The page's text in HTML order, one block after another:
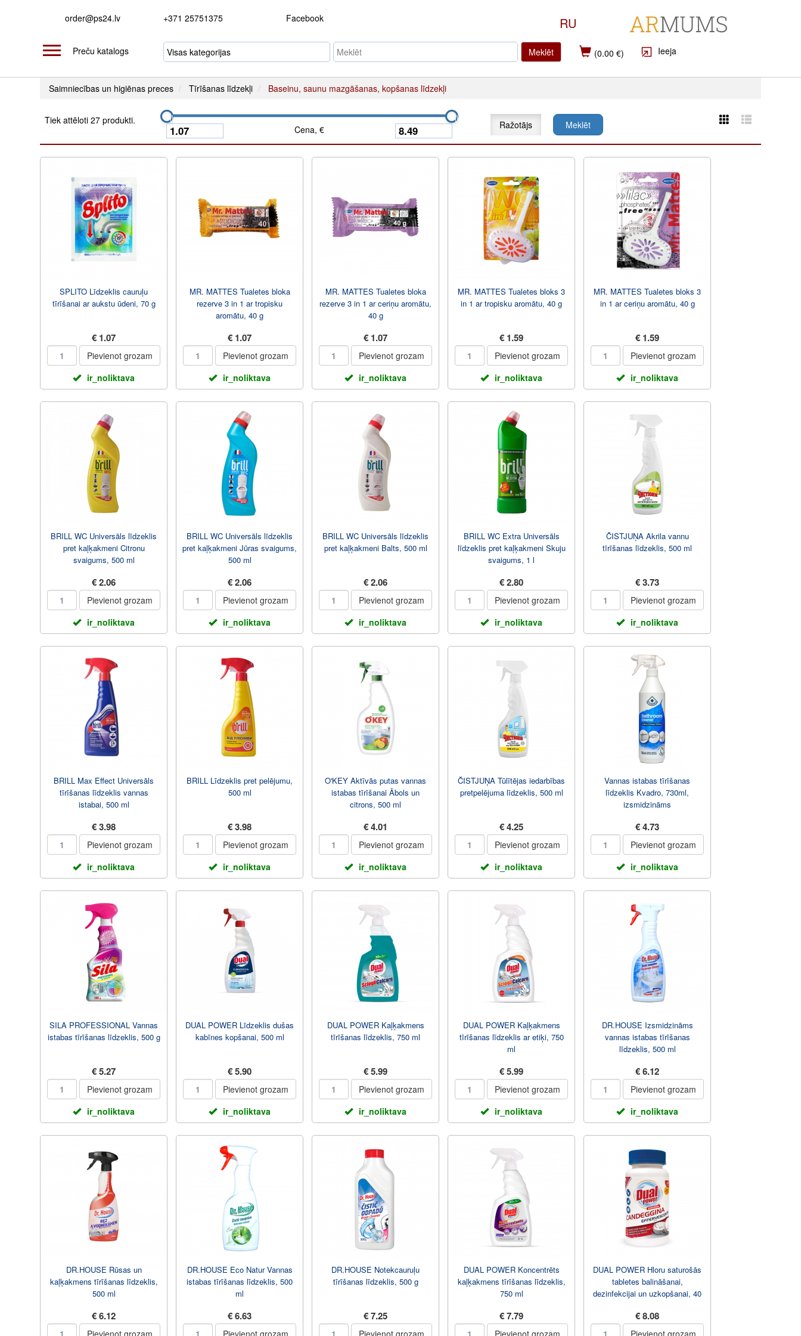
order@ps24.lv +371 25751375 Facebook RU
Preču katalogs Meklēt (0.00 €) Ieeja
Saimniecības un higiēnas preces Tīrīšanas līdzekļi Baseinu, saunu mazgāšanas, kopšanas līdzekļi
Tiek attēloti 27 produkti.
Cena, €
Ražotājs Meklēt
SPLITO Līdzeklis cauruļu
tīrīšanai ar aukstu ūdeni, 70 g
€ 1.07
Pievienot grozam
ir_noliktava
MR. MATTES Tualetes bloka
rezerve 3 in 1 ar tropisku
aromātu, 40 g
€ 1.07
Pievienot grozam
ir_noliktava
MR. MATTES Tualetes bloka
rezerve 3 in 1 ar ceriņu aromātu,
40 g
€ 1.07
Pievienot grozam
ir_noliktava
MR. MATTES Tualetes bloks 3
in 1 ar tropisku aromātu, 40 g
€ 1.59
Pievienot grozam
ir_noliktava
MR. MATTES Tualetes bloks 3
in 1 ar ceriņu aromātu, 40 g
€ 1.59
Pievienot grozam
ir_noliktava
BRILL WC Universāls līdzeklis
pret kaļķakmeni Citronu
svaigums, 500 ml
€ 2.06
Pievienot grozam
ir_noliktava
BRILL WC Universāls līdzeklis
pret kaļķakmeni Jūras svaigums,
500 ml
€ 2.06
Pievienot grozam
ir_noliktava
BRILL WC Universāls līdzeklis
pret kaļķakmeni Balts, 500 ml
€ 2.06
Pievienot grozam
ir_noliktava
BRILL WC Extra Universāls
līdzeklis pret kaļķakmeni Skuju
svaigums, 1 l
€ 2.80
Pievienot grozam
ir_noliktava
ČISTJUŅA Akrila vannu
tīrīšanas līdzeklis, 500 ml
€ 3.73
Pievienot grozam
ir_noliktava
BRILL Max Effect Universāls
tīrīšanas līdzeklis vannas
istabai, 500 ml
€ 3.98
Pievienot grozam
ir_noliktava
BRILL Līdzeklis pret pelējumu,
500 ml
€ 3.98
Pievienot grozam
ir_noliktava
O'KEY Aktīvās putas vannas
istabas tīrīšanai Ābols un
citrons, 500 ml
€ 4.01
Pievienot grozam
ir_noliktava
ČISTJUŅA Tūlītējas iedarbības
pretpelējuma līdzeklis, 500 ml
€ 4.25
Pievienot grozam
ir_noliktava
Vannas istabas tīrīšanas
līdzeklis Kvadro, 730ml,
izsmidzināms
€ 4.73
Pievienot grozam
ir_noliktava
SILA PROFESSIONAL Vannas
istabas tīrīšanas līdzeklis, 500 g
€ 5.27
Pievienot grozam
ir_noliktava
DUAL POWER Līdzeklis dušas
kabīnes kopšanai, 500 ml
€ 5.90
Pievienot grozam
ir_noliktava
DUAL POWER Kaļķakmens
tīrīšanas līdzeklis, 750 ml
€ 5.99
Pievienot grozam
ir_noliktava
DUAL POWER Kaļķakmens
tīrīšanas līdzeklis ar etiķi, 750
ml
€ 5.99
Pievienot grozam
ir_noliktava
DR.HOUSE Izsmidzināms
vannas istabas tīrīšanas
līdzeklis, 500 ml
€ 6.12
Pievienot grozam
ir_noliktava
DR.HOUSE Rūsas un
kaļķakmens tīrīšanas līdzeklis,
500 ml
€ 6.12
Pievienot grozam
DR.HOUSE Eco Natur Vannas
istabas tīrīšanas līdzeklis, 500
ml
€ 6.63
Pievienot grozam
DR.HOUSE Notekcauruļu
tīrīšanas līdzeklis, 500 g
€ 7.25
Pievienot grozam
DUAL POWER Koncentrēts
kaļķakmens tīrīšanas līdzeklis,
750 ml
€ 7.79
Pievienot grozam
DUAL POWER Hloru saturošās
tabletes balināšanai,
dezinfekcijai un uzkopšanai, 40
€ 8.08
Pievienot grozam